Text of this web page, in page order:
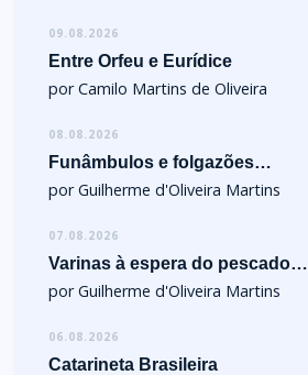
09.08.2026
Entre Orfeu e Eurídice
por Camilo Martins de Oliveira
08.08.2026
Funâmbulos e folgazões…
por Guilherme d'Oliveira Martins
07.08.2026
Varinas à espera do pescado…
por Guilherme d'Oliveira Martins
06.08.2026
Catarineta Brasileira